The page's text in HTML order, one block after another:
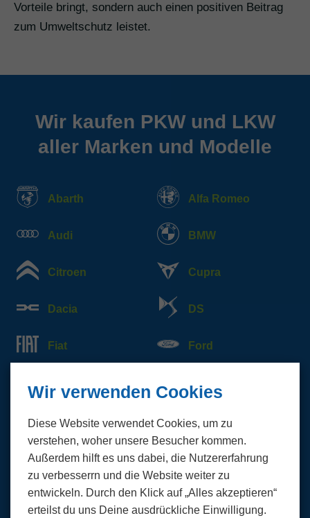
Vorteile bringt, sondern auch einen positiven Beitrag
zum Umweltschutz leistet.
Wir kaufen PKW und LKW
aller Marken und Modelle
Abarth Alfa Romeo
Audi BMW
Citroen Cupra
Dacia DS
Fiat Ford
Jaguar Jeep
KIA Land Rover
Lexus Mazda
Wir verwenden Cookies
Diese Website verwendet Cookies, um zu
verstehen, woher unsere Besucher kommen.
Außerdem hilft es uns dabei, die Nutzer­erfahrung
zu verbesserrn und die Website weiter zu
entwickeln. Durch den Klick auf „Alles akzeptieren“
erteilst du uns Deine ausdrückliche Einwilligung.